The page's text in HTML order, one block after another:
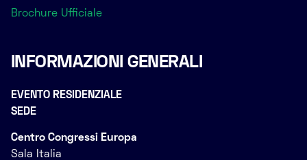
Brochure Ufficiale
INFORMAZIONI GENERALI
EVENTO RESIDENZIALE
SEDE
Centro Congressi Europa
Sala Italia